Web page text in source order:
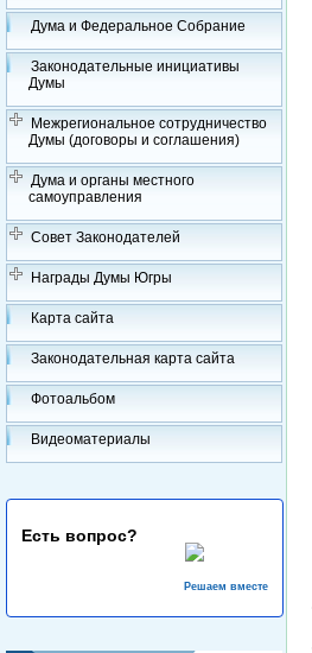
Дума и Федеральное Собрание
Законодательные инициативы
Думы
Межрегиональное сотрудничество
Думы (договоры и соглашения)
Дума и органы местного
самоуправления
Совет Законодателей
Награды Думы Югры
Карта сайта
Законодательная карта сайта
Фотоальбом
Видеоматериалы
Есть вопрос?
Решаем вместе